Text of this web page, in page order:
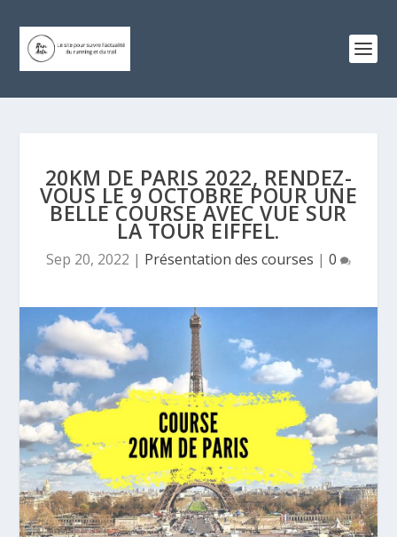
20KM DE PARIS 2022, RENDEZ-
VOUS LE 9 OCTOBRE POUR UNE
BELLE COURSE AVEC VUE SUR
LA TOUR EIFFEL.
Sep 20, 2022 | Présentation des courses | 0